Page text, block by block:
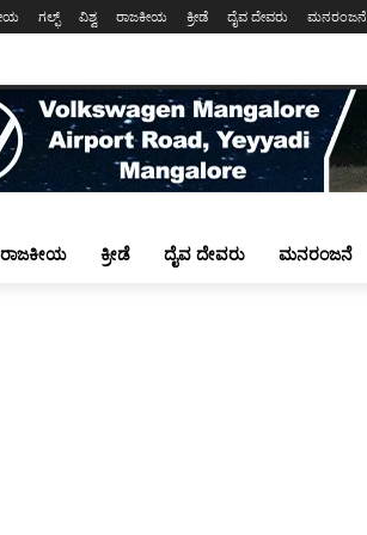
ಗಲ್ಫ್ ವಿಶ್ವ ರಾಜಕೀಯ ಕ್ರೀಡೆ ದೈವ ದೇವರು ಮನರಂಜನೆ
ರಾಜಕೀಯ ಕ್ರೀಡೆ ದೈವ ದೇವರು ಮನರಂಜನೆ